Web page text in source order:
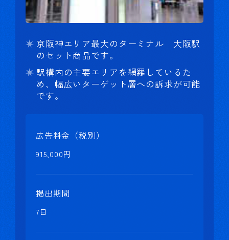
京阪神エリア最大のターミナル 大阪駅
のセット商品です。
駅構内の主要エリアを網羅しているた
め、幅広いターゲット層への訴求が可能
です。
広告料金（税別）
915,000円
掲出期間
7日